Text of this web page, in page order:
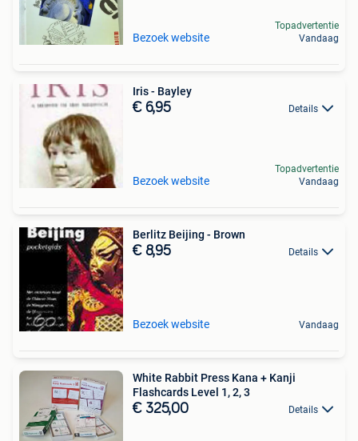
Bezoek website
Topadvertentie
Vandaag
Iris - Bayley
€ 6,95 Details
Bezoek website
Topadvertentie
Vandaag
Berlitz Beijing - Brown
€ 8,95 Details
Bezoek website Vandaag
White Rabbit Press Kana + Kanji
Flashcards Level 1, 2, 3
€ 325,00 Details